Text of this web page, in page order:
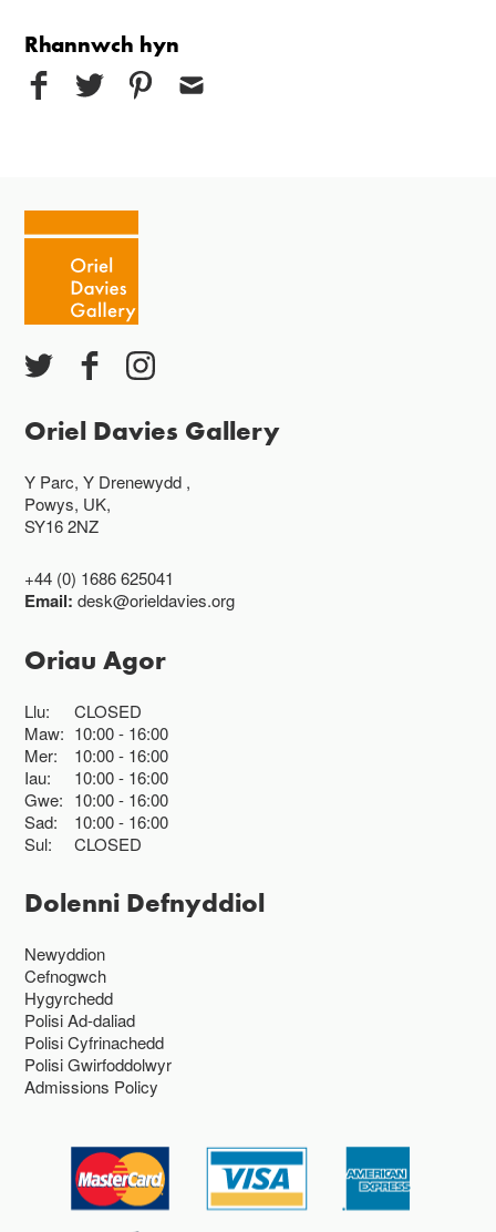
Rhannwch hyn
Oriel Davies Gallery
Y Parc, Y Drenewydd ,
Powys, UK,
SY16 2NZ
+44 (0) 1686 625041
Email:desk@orieldavies.org
Oriau Agor
Llu:
CLOSED
Maw: 10:00 16:00
Mer:
10:00 16:00
Iau:
10:00 16:00
Gwe: 10:00 16:00
Sad:
10:00 16:00
Sul:
CLOSED
Dolenni Defnyddiol
Newyddion
Cefnogwch
Hygyrchedd
Polisi Ad-daliad
Polisi Cyfrinachedd
Polisi Gwirfoddolwyr
Admissions Policy